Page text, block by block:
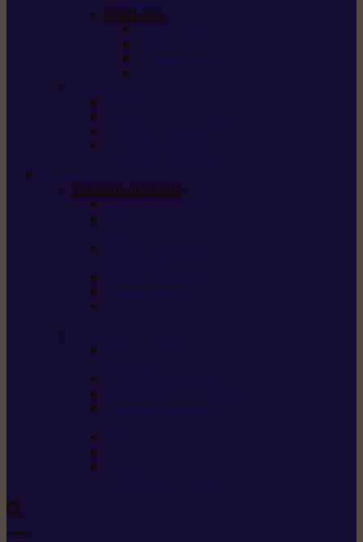
STIHL Kits
Vêtements de sécurité